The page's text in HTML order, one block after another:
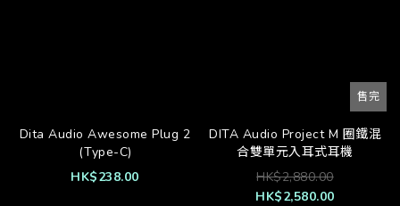
Dita Audio Awesome Plug 2
(Type-C)
HK$238.00
售完
DITA Audio Project M 圈鐵混
合雙單元入耳式耳機
HK$2,880.00
HK$2,580.00